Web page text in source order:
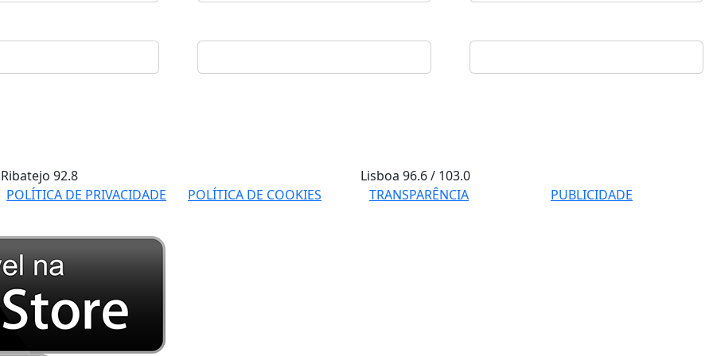
92.8 Lisboa96.6 / 103.0
POLÍTICA DE PRIVACIDADE
POLÍTICA DE COOKIES TRANSPARÊNCIA PUBLICIDADE